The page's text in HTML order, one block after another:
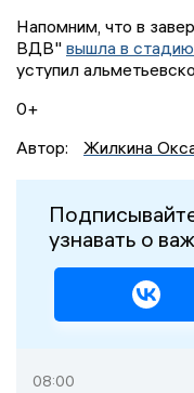
Напомним, что в
ВДВ" вышла в
уступил
0+
Автор:
Жилкина
узнавать о
08:00